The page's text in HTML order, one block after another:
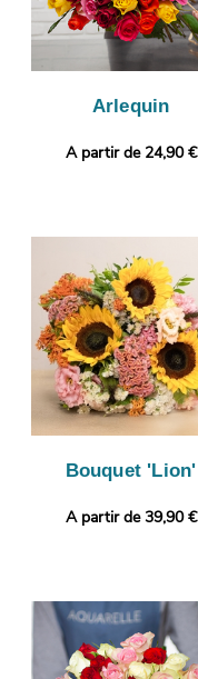
Arlequin
A partir de 24,90 €
Bouquet 'Lion'
A partir de 39,90 €